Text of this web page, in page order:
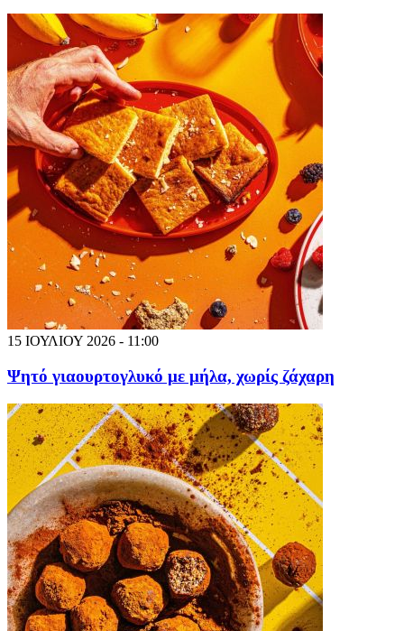
15 ΙΟΥΛΙΟΥ 2026 - 11:00
Ψητό γιαουρτογλυκό με μήλα, χωρίς ζάχαρη